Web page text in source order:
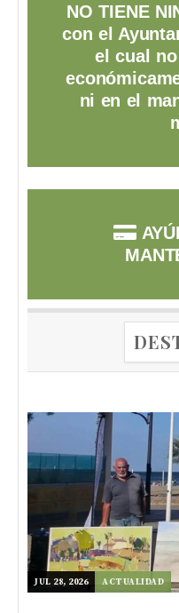
NO TIENE
con el
el cual
ni en el
JUL 28, 2026 ACTUALIDAD